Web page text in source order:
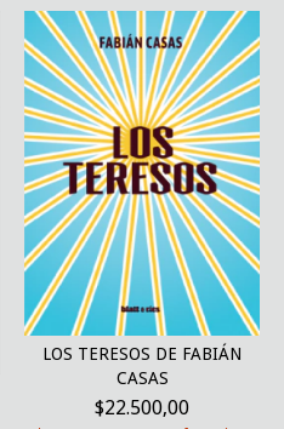
LOS TERESOS DE FABIÁN
CASAS
$22.500,00